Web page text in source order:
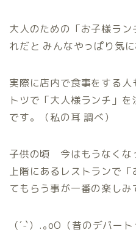
大人のための「お子様ラ
れだと みんなやっぱり気
実際に店内で食事をする
トツで「大人様ランチ」
です。（私の耳 調べ）
子供の頃 今はもうなくな
上階にあるレストランで
てもらう事が一番の楽しみ
（´-`）.｡oO（昔のデパー